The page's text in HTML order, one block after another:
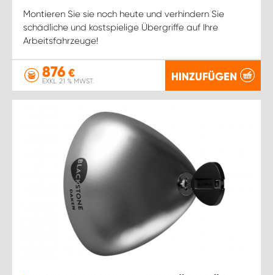
Montieren Sie sie noch heute und verhindern Sie
schädliche und kostspielige Übergriffe auf Ihre
Arbeitsfahrzeuge!
876 €
EXKL. 21 % MWST. HINZUFÜGEN